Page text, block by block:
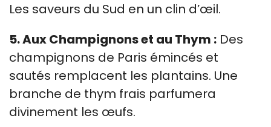
Les saveurs du Sud en un clin d’œil.
5. Aux Champignons et au Thym : Des
champignons de Paris émincés et
sautés remplacent les plantains. Une
branche de thym frais parfumera
divinement les œufs.